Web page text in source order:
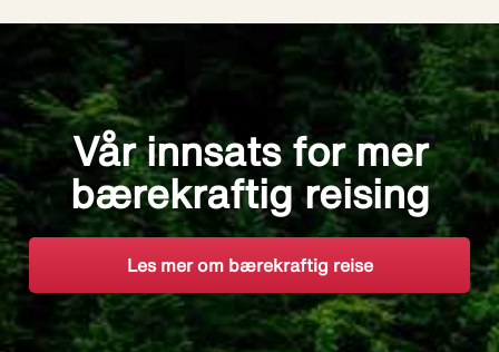
Vår innsats for mer
bærekraftig reising
Les mer om bærekraftig reise